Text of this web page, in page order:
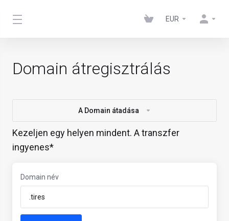
EUR
Domain átregisztrálás
A Domain átadása
Kezeljen egy helyen mindent. A transzfer
ingyenes*
Domain név